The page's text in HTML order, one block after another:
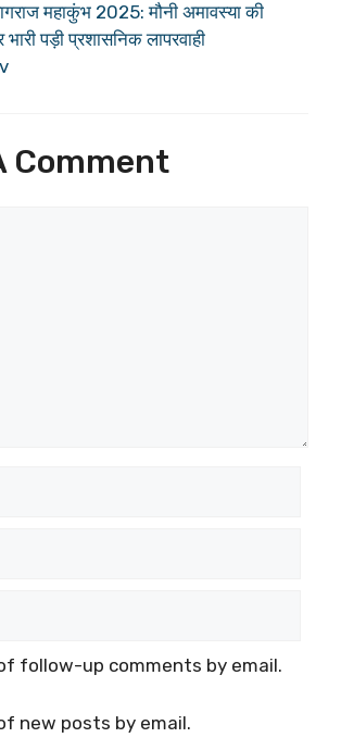
महाकुंभ 2025: मौनी अमावस्या की
पड़ी प्रशासनिक लापरवाही
Comment
follow-up comments by email.
new posts by email.